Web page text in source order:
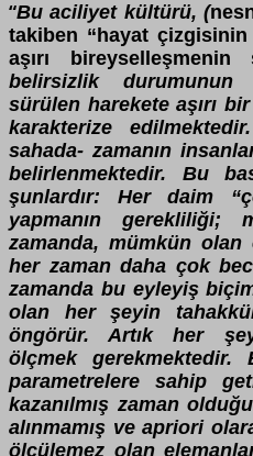
“Bu aciliyet kültürü, (
takiben “hayat
aşırı
belirsizlik
sürülen harekete aşırı
karakterize
sahada- zamanın
belirlenmektedir. Bu
şunlardır: Her daim
yapmanın
zamanda, mümkün
her zaman daha çok
zamanda bu eyleyiş
olan her şeyin
öngörür. Artık her
ölçmek
parametrelere sahip
kazanılmış zaman
alınmamış ve apriori
ölçülemez olan